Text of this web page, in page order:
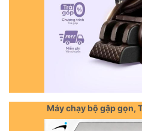
Máy chạy bộ gập gọn,